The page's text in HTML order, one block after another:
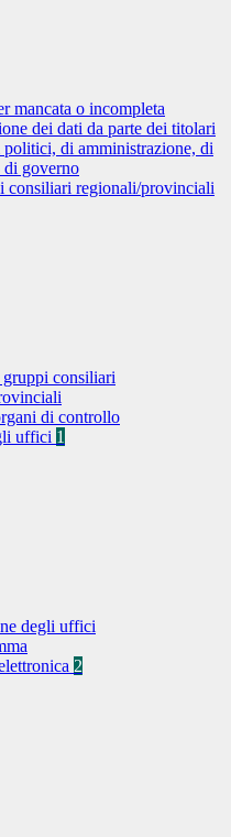
mancata o incompleta
dei dati da parte dei titolari
di amministrazione, di
di governo
consiliari regionali/provinciali
consiliari
di controllo
uffici 1
degli uffici
2